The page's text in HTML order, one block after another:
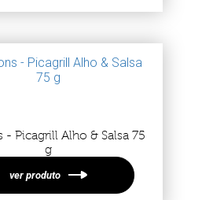
- Picagrill Alho & Salsa 75
g
ver produto